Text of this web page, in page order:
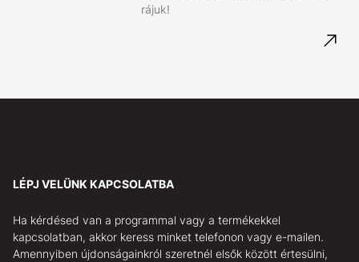
rájuk!
LÉPJ VELÜNK KAPCSOLATBA
Ha kérdésed van a programmal vagy a termékekkel
kapcsolatban, akkor keress minket telefonon vagy e-mailen.
Amennyiben újdonságainkról szeretnél elsők között értesülni,